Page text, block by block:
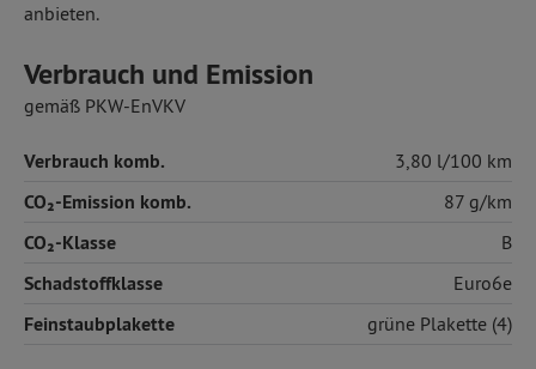
anbieten.
Verbrauch und Emission
gemäß PKW-EnVKV
Verbrauch komb. 3,80 l/100 km
CO₂-Emission komb. 87 g/km
CO₂-Klasse B
Schadstoffklasse Euro6e
Feinstaubplakette grüne Plakette (4)